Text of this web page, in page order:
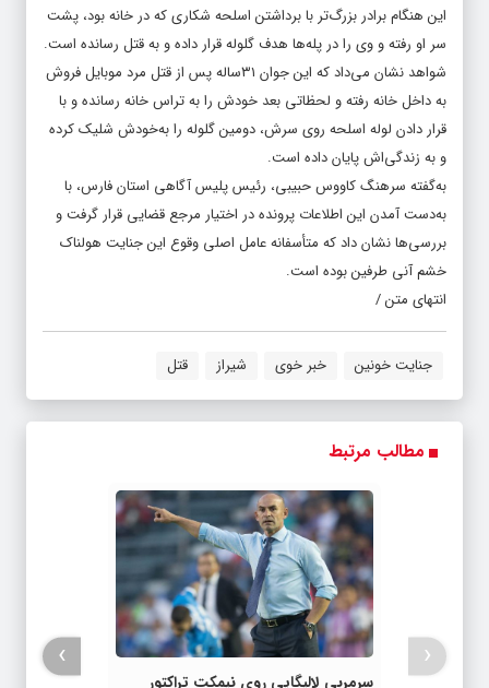
این هنگام برادر بزرگ‌تر با برداشتن اسلحه شکاری که در خانه بود، پشت
سر او رفته و وی را در پله‌ها هدف گلوله قرار داده و به قتل رسانده است.
شواهد نشان می‌داد که این جوان ۳۱ساله پس از قتل مرد موبایل فروش
به داخل خانه رفته و لحظاتی بعد خودش را به تراس خانه رسانده و با
قرار دادن لوله اسلحه روی سرش، دومین گلوله را به‌خودش شلیک کرده
و به زندگی‌اش پایان داده است.
به‌گفته سرهنگ کاووس حبیبی، رئیس پلیس آگاهی استان فارس، با
به‌دست آمدن این اطلاعات پرونده در اختیار مرجع قضایی قرار گرفت و
بررسی‌ها نشان داد که متأسفانه عامل اصلی وقوع این جنایت هولناک
خشم آنی طرفین بوده است.
انتهای متن /
جنایت خونین خبر خوی شیراز قتل
مطالب مرتبط
سرمربی لالیگایی روی نیمکت تراکتور
‹
›